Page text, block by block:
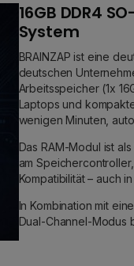
16GB DDR4
System
BRAINZAP ist eine
deutschen
Arbeitsspeicher (1x
Laptops und
wenigen Minuten,
Das RAM-Modul ist
am
Kompatibilität – auch
In Kombination mit
Dual-Channel-Modus